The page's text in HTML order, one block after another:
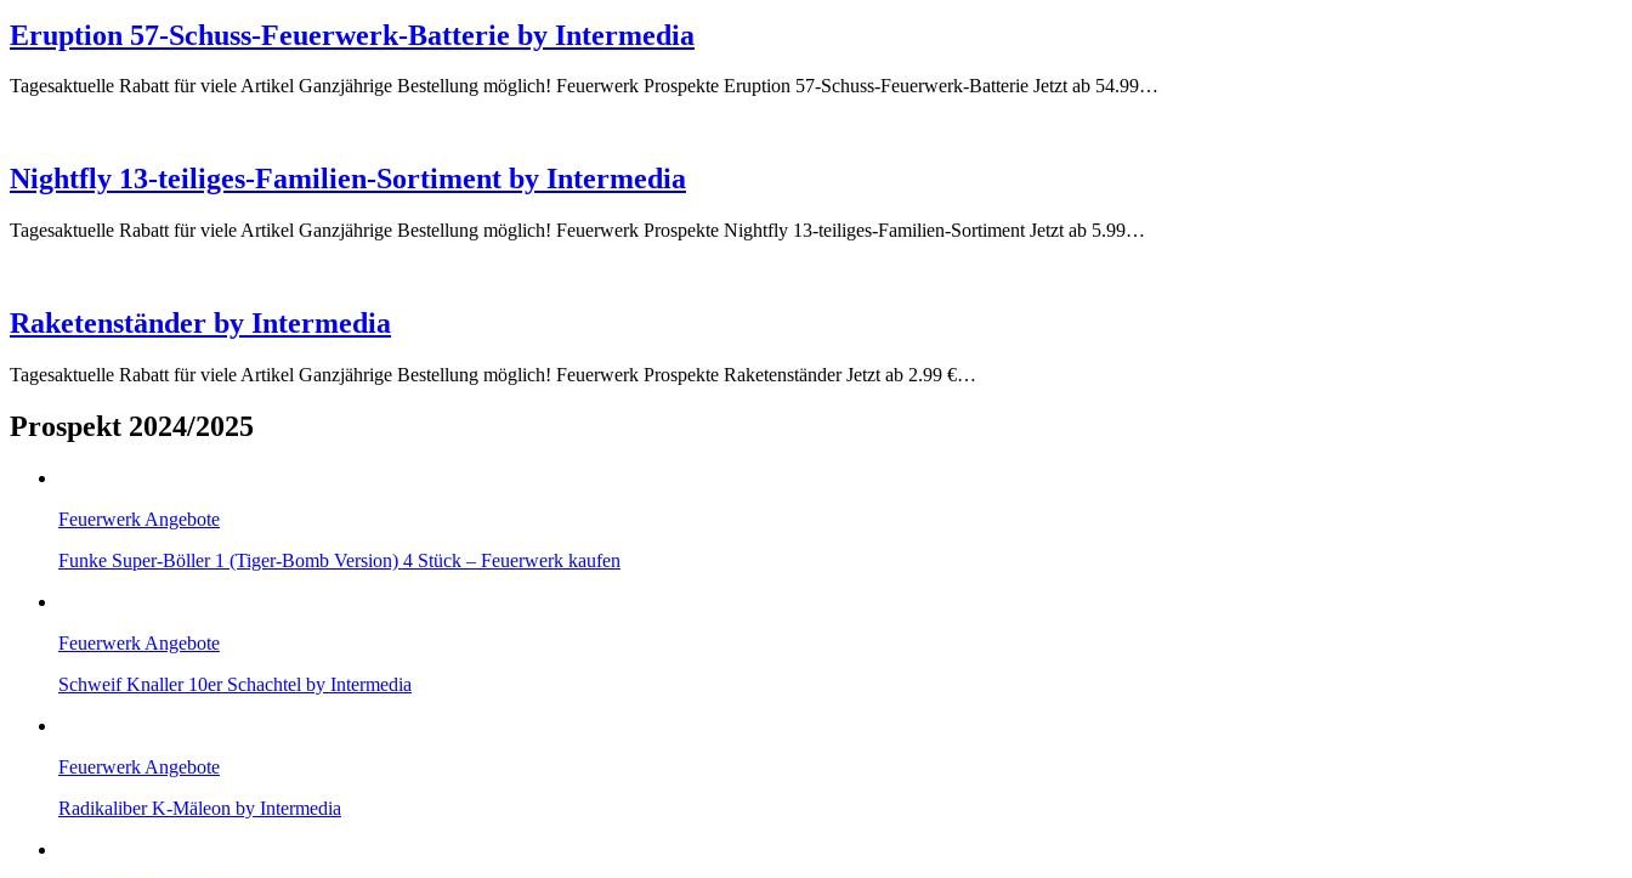
Eruption 57-Schuss-Feuerwerk-Batterie by Intermedia
Tagesaktuelle Rabatt für viele Artikel Ganzjährige Bestellung möglich! Feuerwerk Prospekte Eruption 57-Schuss-Feuerwerk-Batterie Jetzt ab 54.99…
Nightfly 13-teiliges-Familien-Sortiment by Intermedia
Tagesaktuelle Rabatt für viele Artikel Ganzjährige Bestellung möglich! Feuerwerk Prospekte Nightfly 13-teiliges-Familien-Sortiment Jetzt ab 5.99…
Raketenständer by Intermedia
Tagesaktuelle Rabatt für viele Artikel Ganzjährige Bestellung möglich! Feuerwerk Prospekte Raketenständer Jetzt ab 2.99 €…
Prospekt 2024/2025
Feuerwerk Angebote
Funke Super-Böller 1 (Tiger-Bomb Version) 4 Stück – Feuerwerk kaufen
Feuerwerk Angebote
Schweif Knaller 10er Schachtel by Intermedia
Feuerwerk Angebote
Radikaliber K-Mäleon by Intermedia